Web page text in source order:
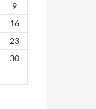
9
16
23
30